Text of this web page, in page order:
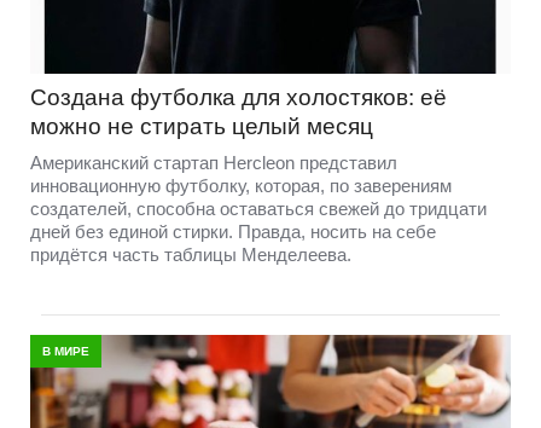
Создана футболка для холостяков: её
можно не стирать целый месяц
Американский стартап Hercleon представил
инновационную футболку, которая, по заверениям
создателей, способна оставаться свежей до тридцати
дней без единой стирки. Правда, носить на себе
придётся часть таблицы Менделеева.
В МИРЕ